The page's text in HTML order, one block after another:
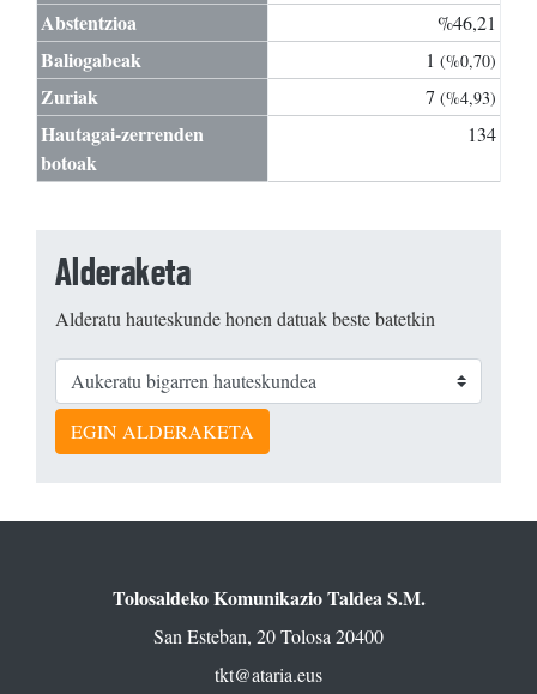
Abstentzioa %46,21
Baliogabeak 1 (%0,70)
Zuriak 7 (%4,93)
Hautagai-zerrenden
botoak
134
Alderaketa
Alderatu hauteskunde honen datuak beste batetkin
EGIN ALDERAKETA
Tolosaldeko Komunikazio Taldea S.M.
San Esteban, 20 Tolosa 20400
tkt@ataria.eus